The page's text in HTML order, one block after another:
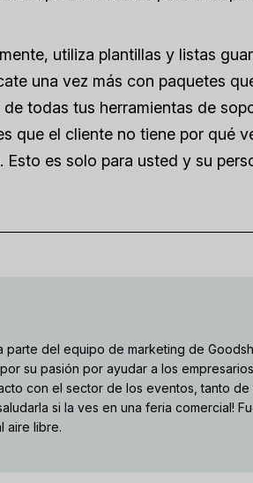
utiliza plantillas y listas
una vez más con paquetes
todas tus herramientas de
que el cliente no tiene por qué
es solo para usted y su
parte del equipo de marketing de
su pasión por ayudar a los
con el sector de los eventos, tanto de
si la ves en una feria comercial!
aire libre.